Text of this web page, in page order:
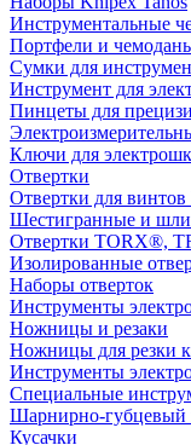
Инструментальные
Портфели и
Сумки для
Инструмент для
Пинцеты для
Ключи для
Отвертки
Отвертки для
Шестигранные и
Отвертки TORX®,
Изолированные
Наборы отверток
Инструменты
Ножницы и резаки
Ножницы для резки
Инструменты
Специальные
Шарнирно-губцевый
Кусачки